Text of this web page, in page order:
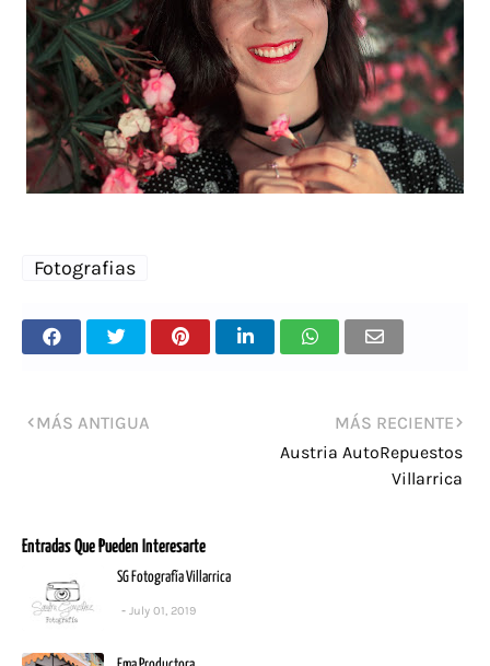
Fotografias
MÁS RECIENTE
Austria AutoRepuestos
Villarrica
MÁS ANTIGUA
Entradas Que Pueden Interesarte
SG Fotografía Villarrica
July 01, 2019